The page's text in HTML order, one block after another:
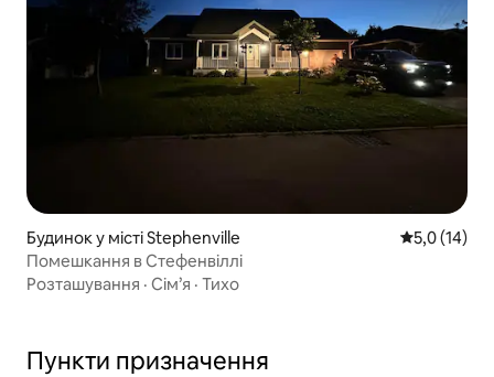
Будинок у місті Stephenville Середня
5,0 (14)
Помешкання в Стефенвіллі
Розташування · Сім’я · Тихо
Пункти призначення